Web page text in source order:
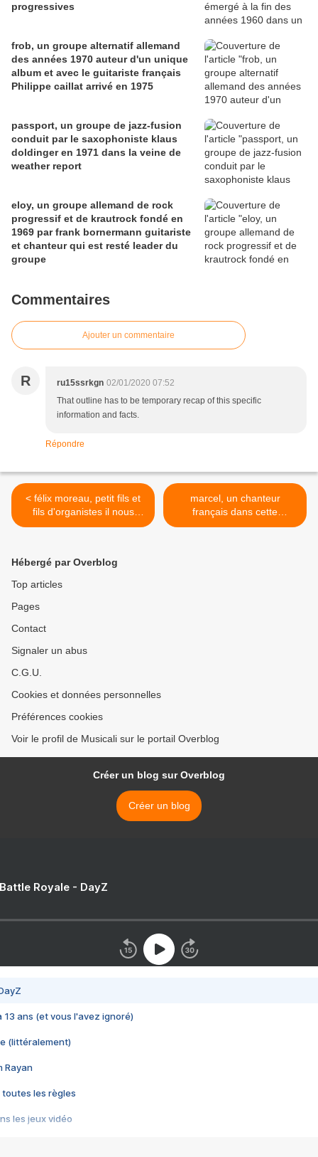
progressives
frob, un groupe alternatif allemand
des années 1970 auteur d'un unique
album et avec le guitariste français
Philippe caillat arrivé en 1975
passport, un groupe de jazz-fusion
conduit par le saxophoniste klaus
doldinger en 1971 dans la veine de
weather report
eloy, un groupe allemand de rock
progressif et de krautrock fondé en
1969 par frank bornermann guitariste
et chanteur qui est resté leader du
groupe
Commentaires
Ajouter un commentaire
R ru15ssrkgn 02/01/2020 07:52
That outline has to be temporary recap of this specific
information and facts.
Répondre
< félix moreau, petit fils et
fils d'organistes il nous
quitte à 96 ans après avoir
de 1954 à 2012
marcel, un chanteur
français dans cette
mouvance kitsch ave ce
Hébergé par Overblog
Top articles
Pages
Contact
Signaler un abus
C.G.U.
Cookies et données personnelles
Préférences cookies
Voir le profil de Musicali sur le portail Overblog
Créer un blog sur Overblog
Créer un blog
Royale - DayZ
13 ans (et vous l'avez ignoré)
(littéralement)
Rayan
toutes les règles
les jeux vidéo